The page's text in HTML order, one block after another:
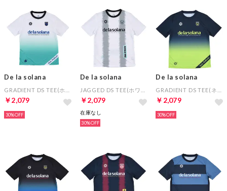
De la solana
￥2,079
30%
De la solana
￥2,079
在庫なし
30%
De la solana
￥2,079
30%